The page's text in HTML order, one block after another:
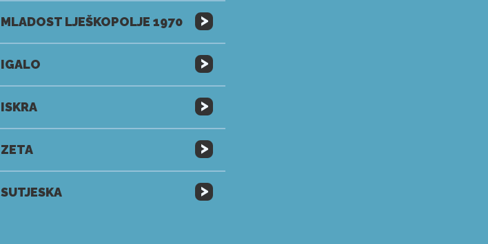
MLADOST LJEŠKOPOLJE 1970 >
IGALO >
ISKRA >
ZETA >
SUTJESKA >